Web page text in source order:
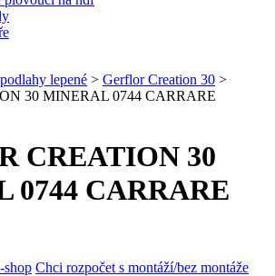
lepené > Gerflor Creation 30 >
30 MINERAL 0744 CARRARE
CREATION 30
0744 CARRARE
shop Chci rozpočet s montáží/bez montáže